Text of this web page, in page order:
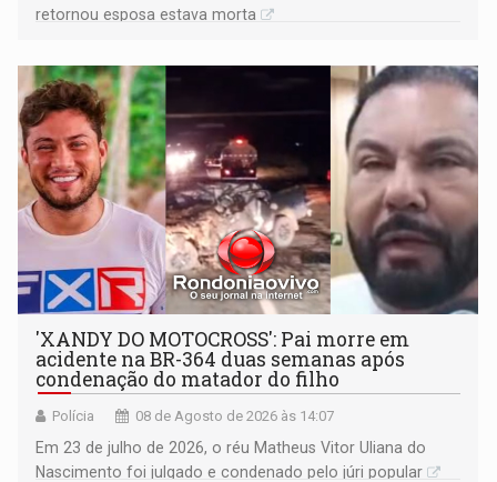
retornou esposa estava morta
'XANDY DO MOTOCROSS': Pai morre em
acidente na BR-364 duas semanas após
condenação do matador do filho
Polícia 08 de Agosto de 2026 às 14:07
Em 23 de julho de 2026, o réu Matheus Vitor Uliana do
Nascimento foi julgado e condenado pelo júri popular